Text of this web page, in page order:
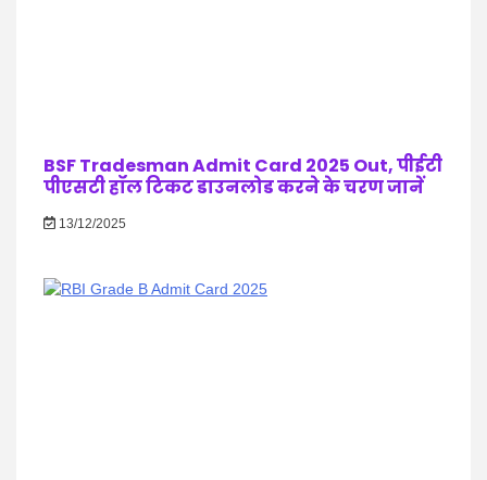
BSF Tradesman Admit Card 2025 Out, पीईटी
पीएसटी हॉल टिकट डाउनलोड करने के चरण जानें
13/12/2025